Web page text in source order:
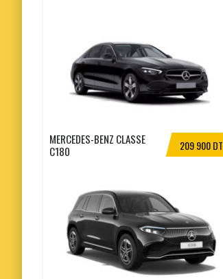
209 900 DT
MERCEDES-BENZ CLASSE
C180